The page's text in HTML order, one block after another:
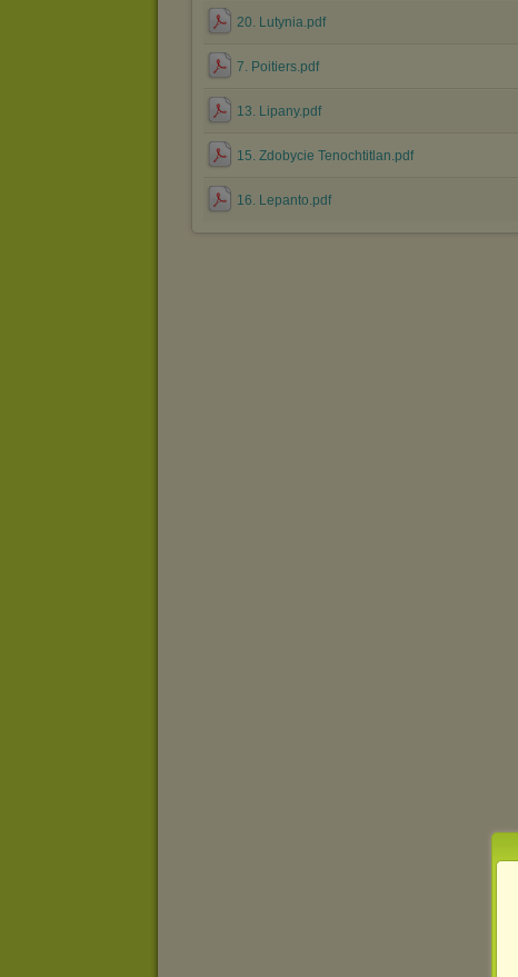
20. Lutynia.pdf
7. Poitiers.pdf
13. Lipany.pdf
15. Zdobycie Tenochtitlan.pdf
16. Lepanto.pdf